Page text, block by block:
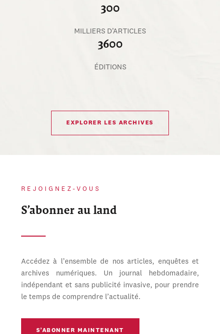
300
MILLIERS D’ARTICLES
3600
ÉDITIONS
EXPLORER LES ARCHIVES
REJOIGNEZ-VOUS
S’abonner au land
Accédez à l’ensemble de nos articles, enquêtes et
archives numériques. Un journal hebdomadaire,
indépendant et sans publicité invasive, pour prendre
le temps de comprendre l’actualité.
S’ABONNER MAINTENANT